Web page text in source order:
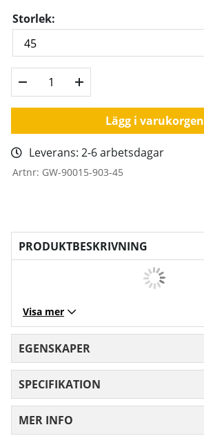
Storlek:
Lägg i varukorgen
Leverans: 2-6 arbetsdagar
Artnr: GW-90015-903-45
PRODUKTBESKRIVNING
Visa mer
EGENSKAPER
SPECIFIKATION
MER INFO